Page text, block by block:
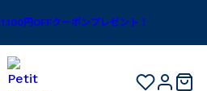
円OFFクーポンプレゼント！